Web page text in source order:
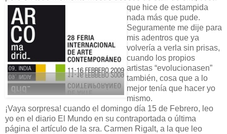
que hice de estampida
nada más que pude.
Seguramente me dije para
mis adentros que ya
volvería a verla sin prisas,
cuando los propios
artistas “evolucionasen”
también, cosa que a lo
mejor tenía que hacer yo
mismo.
¡Vaya sorpresa! cuando el domingo día 15 de Febrero, leo
yo en el diario El Mundo en su contraportada o última
página el artículo de la sra. Carmen Rigalt, a la que leo